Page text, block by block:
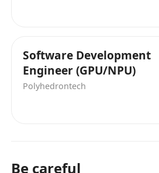
Software Development
Engineer (GPU/NPU)
Polyhedrontech
Be careful